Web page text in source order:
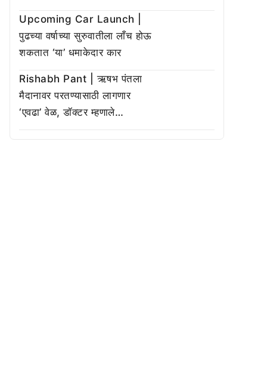
Upcoming Car Launch |
पुढच्या वर्षाच्या सुरुवातीला लाँच होऊ
शकतात ‘या’ धमाकेदार कार
Rishabh Pant | ऋषभ पंतला
मैदानावर परतण्यासाठी लागणार
‘एवढा’ वेळ, डॉक्टर म्हणाले…